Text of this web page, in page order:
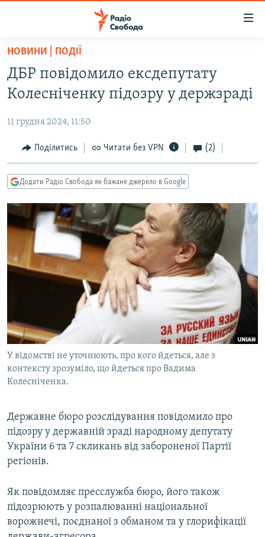
Перейти
основного
матеріалу
до
навігації
Перейти
до
ВСЕ ЗА ДОБУ
ПОЛІТИКА
ЕКОНОМІКА
КУЛЬТУРА
СПОРТ
УКРАЇНА
СВІТ
ВІЙНА
РОСІЙСЬКА «ФІЛЬТРАЦІЯ»
КРИМ.РЕАЛІЇ
ТИ ЯК?
СХЕМИ
КИТАЙ.ВИКЛИКИ
МУЛЬТИМЕДІА
СПЕЦПРОЄКТИ
ПОДКАСТИ
КРИМ РЕАЛІЇ
РУС
КТАТ
ДОЛУЧАЙСЯ!
НОВИНИ | ПОДІЇ
ДБР повідомило ексдепутату
Колесніченку підозру у держзраді
11 грудня 2024, 11:50
Поділитись Читати без VPN (2)
Додати Радіо Свобода як бажане джерело в Google
У відомстві не уточнюють, про кого йдеться, але з
контексту зрозуміло, що йдеться про Вадима
Колесніченка.
Державне бюро розслідування повідомило про
підозру у державній зраді народному депутату
України 6 та 7 скликань від забороненої Партії
регіонів.
Як повідомляє пресслужба бюро, його також
підозрюють у розпалюванні національної
ворожнечі, поєднаної з обманом та у глорифікації